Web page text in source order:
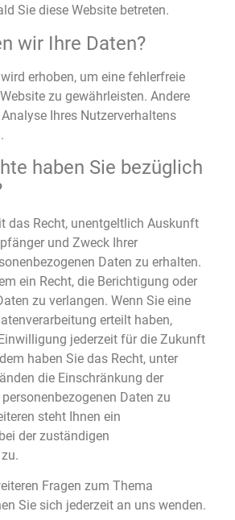
Sie diese Website betreten.
wir Ihre Daten?
erhoben, um eine fehlerfreie
zu gewährleisten. Andere
Ihres Nutzerverhaltens
haben Sie bezüglich
das Recht, unentgeltlich Auskunft
und Zweck Ihrer
Daten zu erhalten.
ein Recht, die Berichtigung oder
zu verlangen. Wenn Sie eine
erteilt haben,
jederzeit für die Zukunft
haben Sie das Recht, unter
die Einschränkung der
Daten zu
steht Ihnen ein
der zuständigen
Fragen zum Thema
Sie sich jederzeit an uns wenden.